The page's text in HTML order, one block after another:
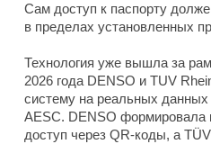
Сам доступ к паспорту
в пределах установленных
Технология уже вышла за
2026 года DENSO и TUV
систему на реальных
AESC. DENSO формировала
доступ через QR-коды, а